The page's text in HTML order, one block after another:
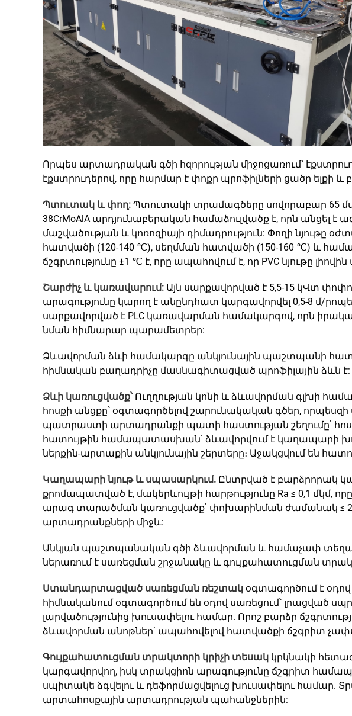
Որպես արտադրական գծի հզորության միջոցառում՝
էքստրուդերով, որը հարմար է փոքր պրոֆիլների ցածր ելքի
Պտուտակ և փող: Պտուտակի տրամագծերը սովորաբար 65 մմ
38CrMoAlA արդյունաբերական համաձուլվածք է, որն անցել է
մաշվածության և կոռոզիայի դիմադրություն: Փողի
հատվածի (120-140 ℃), սեղմման հատվածի (150-160 ℃) և
ճշգրտությունը ±1 ℃ է, որը ապահովում է, որ PVC նյութը
Շարժիչ և կառավարում: Այն սարքավորված է 5,5-15 կՎտ
արագությունը կարող է անընդհատ կարգավորվել 0,5-8 մ/րոպե
սարքավորված է PLC կառավարման համակարգով, որն
նման հիմնարար պարամետրեր:
Ձևավորման ձևի համակարգը անկյունային պաշտպանի
հիմնական բաղադրիչը մասնագիտացված պրոֆիլային ձևն է:
Ձևի կառուցվածք՝ Ուղղության կոնի և ձևավորման գլխի
հոսքի անցքը՝ օգտագործելով շարունակական գծեր,
պատրաստի արտադրանքի պատի հաստության շեղումը՝
հատույթին համապատասխան՝ ձևավորվում է կաղապարի
ներքին-արտաքին անկյունային շերտերը։ Աջակցվում են
Կաղապարի նյութ և սպասարկում. Ընտրված է բարձրորակ
քրոմապատված է, մակերևույթի հարթությունը Ra ≤ 0,1
արագ տարածման կառուցվածք՝ փոխարինման ժամանակ ≤
արտադրանքների միջև:
Անկյան պաշտպանական գծի ձևավորման և համաչափ
ներառում է սառեցման շրջանակը և գույքահատուցման
Ստանդարտացված սառեցման ռեշտակ օգտագործում է
հիմնականում օգտագործում են օդով սառեցում՝ լրացված
լարվածությունից խուսափելու համար. Որոշ բարձր
ձևավորման անոթներ՝ ապահովելով հատվածքի ճշգրիտ
Գույքահատուցման տրակտորի կրիչի տեսակ կրկնակի
կարգավորվող, իսկ տրակցիոն արագությունը ճշգրիտ
սպիտակե ձգվելու և դեֆորմացվելուց խուսափելու համար.
արտահոսքային արտադրության պահանջներին: